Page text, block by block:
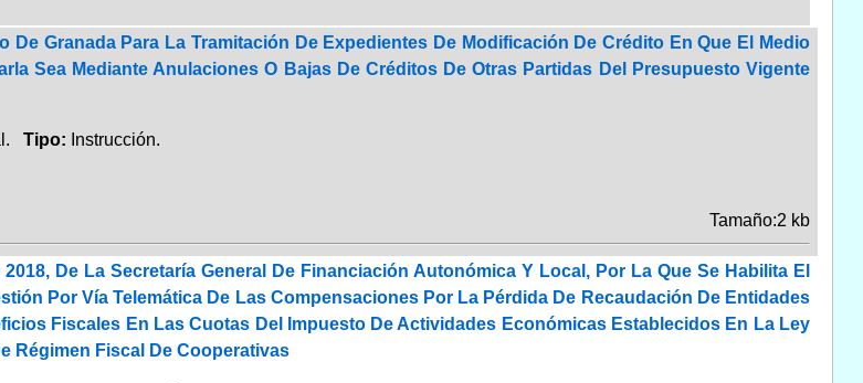
De Granada Para La Tramitación De Expedientes De Modificación De Crédito En Que El Medio
Sea Mediante Anulaciones O Bajas De Créditos De Otras Partidas Del Presupuesto Vigente
Tipo: Instrucción.
Tamaño:2 kb
De La Secretaría General De Financiación Autonómica Y Local, Por La Que Se Habilita El
Por Vía Telemática De Las Compensaciones Por La Pérdida De Recaudación De Entidades
Fiscales En Las Cuotas Del Impuesto De Actividades Económicas Establecidos En La Ley
Régimen Fiscal De Cooperativas